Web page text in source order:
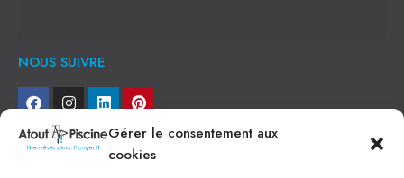
Gérer le consentement aux
cookies
NOUS SUIVRE
NEWSLETTER